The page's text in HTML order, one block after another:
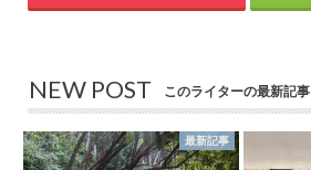
NEW POST このライターの最新記事
最新記事